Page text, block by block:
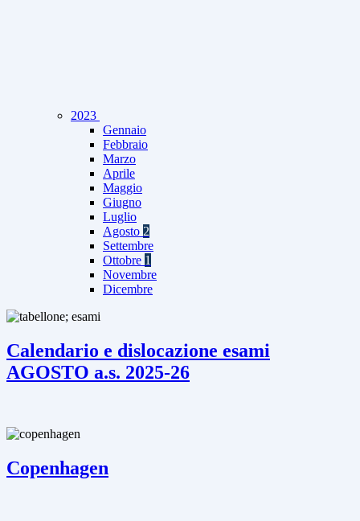
2023
Gennaio
Febbraio
Marzo
Aprile
Maggio
Giugno
Luglio
Agosto 2
Settembre
Ottobre 1
Novembre
Dicembre
Calendario e dislocazione esami
AGOSTO a.s. 2025-26
Copenhagen